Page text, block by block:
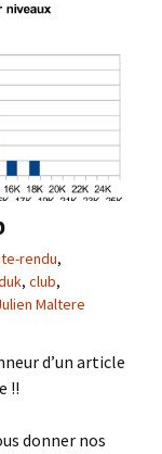
rendu,
, club,
Maltere
d’un article
!!
donner nos